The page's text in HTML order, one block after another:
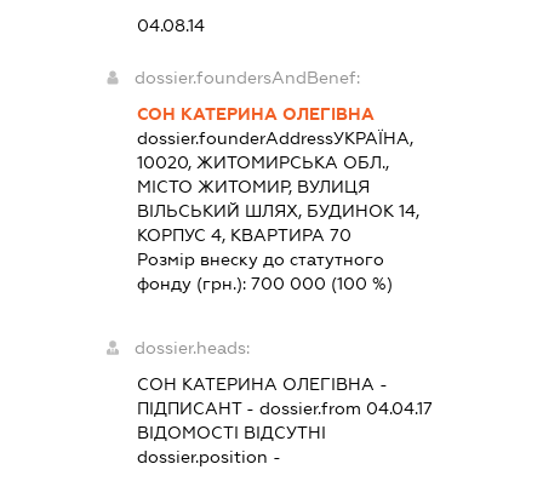
04.08.14
dossier.foundersAndBenef:
СОН КАТЕРИНА ОЛЕГІВНА
dossier.founderAddressУКРАЇНА,
10020, ЖИТОМИРСЬКА ОБЛ.,
МІСТО ЖИТОМИР, ВУЛИЦЯ
ВІЛЬСЬКИЙ ШЛЯХ, БУДИНОК 14,
КОРПУС 4, КВАРТИРА 70
Розмір внеску до статутного
фонду (грн.): 700 000 (100 %)
dossier.heads:
СОН КАТЕРИНА ОЛЕГІВНА -
ПІДПИСАНТ- dossier.from 04.04.17
ВІДОМОСТІ ВІДСУТНІ
dossier.position -